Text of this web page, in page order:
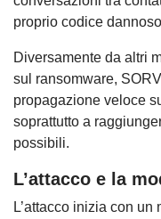
proprio codice
Diversamente da altri
sul ransomware,
propagazione veloce
soprattutto a
possibili.
L’attacco e la
L’attacco inizia con